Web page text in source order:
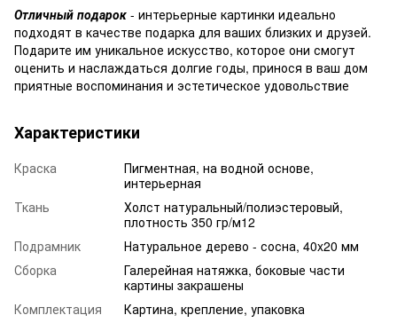
Отличный подарок - интерьерные картинки идеально
подходят в качестве подарка для ваших близких и друзей.
Подарите им уникальное искусство, которое они смогут
оценить и наслаждаться долгие годы, принося в ваш дом
приятные воспоминания и эстетическое удовольствие
Характеристики
Краска
Пигментная, на водной основе,
интерьерная
Ткань
Холст натуральный/полиэстеровый,
плотность 350 гр/м12
Подрамник
Натуральное дерево - сосна, 40x20 мм
Сборка
Галерейная натяжка, боковые части
картины закрашены
Комплектация
Картина, крепление, упаковка